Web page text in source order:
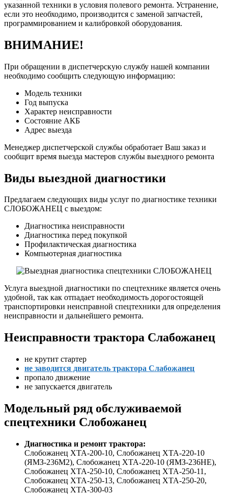
указанной техники в условия полевого ремонта. Устранение,
если это необходимо, производится с заменой запчастей,
программированием и калибровкой оборудования.
ВНИМАНИЕ!
При обращении в диспетчерскую службу нашей компании
необходимо сообщить следующую информацию:
Модель техники
Год выпуска
Характер неисправности
Состояние АКБ
Адрес выезда
Менеджер диспетчерской службы обработает Ваш заказ и
сообщит время выезда мастеров службы выездного ремонта
Виды выездной диагностики
Предлагаем следующих виды услуг по диагностике техники
СЛОБОЖАНЕЦ с выездом:
Диагностика неисправности
Диагностика перед покупкой
Профилактическая диагностика
Компьютерная диагностика
Услуга выездной диагностики по спецтехнике является очень
удобной, так как отпадает необходимость дорогостоящей
транспортировки неисправной спецтехники для определения
неисправности и дальнейшего ремонта.
Неисправности трактора Слабожанец
не крутит стартер
не заводится двигатель трактора Слабожанец
пропало движение
не запускается двигатель
Модельный ряд обслуживаемой
спецтехники Слобожанец
Диагностика и ремонт трактора:
Слобожанец ХТА-200-10, Слобожанец ХТА-220-10
(ЯМЗ-236М2), Слобожанец ХТА-220-10 (ЯМЗ-236НЕ),
Слобожанец ХТА-250-10, Слобожанец ХТА-250-11,
Слобожанец ХТА-250-13, Слобожанец ХТА-250-20,
Слобожанец ХТА-300-03